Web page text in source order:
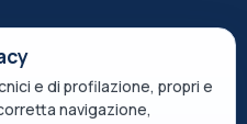
per il trattamento dei dati
e di profilazione, propri e
navigazione,